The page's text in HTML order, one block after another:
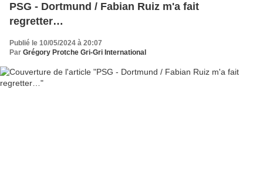
PSG - Dortmund / Fabian Ruiz m'a fait
regretter…
Publié le 10/05/2024 à 20:07
Par Grégory Protche Gri-Gri International